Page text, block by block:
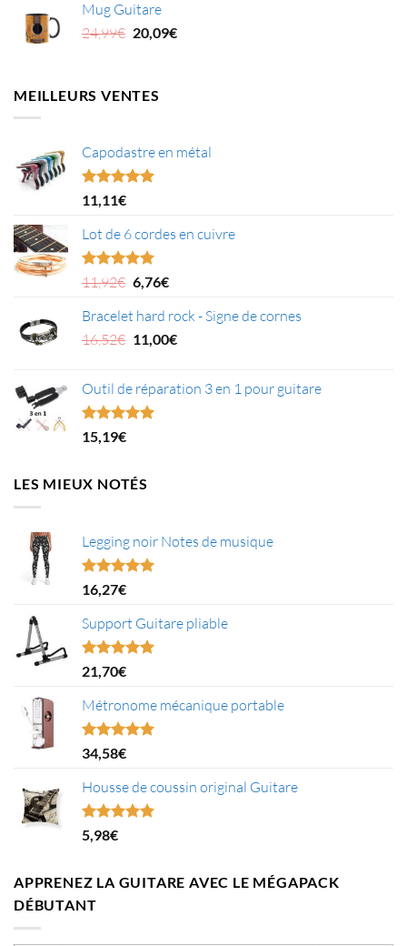
était :
13,99€.11,29€.
Mug Guitare
24,99€ Le
était :
24,99€.
20,09€Le
MEILLEURS VENTES
Capodastre en métal
Note4.95
sur 5
11,11€
Lot de 6 cordes en cuivre
Note5.00
sur 5
11,92€ Le
initial
était :
6,76€Le
actuel
est :
Bracelet hard rock - Signe de cornes
16,52€ Le
était :
16,52€.
11,00€Le
est :
Outil de réparation 3 en 1 pour guitare
Note5.00
sur 5
15,19€
LES MIEUX NOTÉS
Legging noir Notes de musique
Note5.00
sur 5
16,27€
Support Guitare pliable
Note5.00
sur 5
21,70€
Métronome mécanique portable
Note5.00
sur 5
34,58€
Housse de coussin original Guitare
Note5.00
sur 5
5,98€
APPRENEZ LA GUITARE AVEC LE MÉGAPACK
DÉBUTANT